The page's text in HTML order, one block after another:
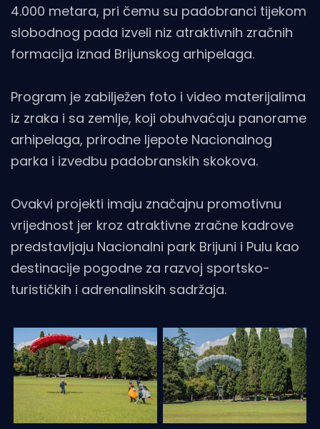
4.000 metara, pri čemu su padobranci tijekom
slobodnog pada izveli niz atraktivnih zračnih
formacija iznad Brijunskog arhipelaga.
Program je zabilježen foto i video materijalima
iz zraka i sa zemlje, koji obuhvaćaju panorame
arhipelaga, prirodne ljepote Nacionalnog
parka i izvedbu padobranskih skokova.
Ovakvi projekti imaju značajnu promotivnu
vrijednost jer kroz atraktivne zračne kadrove
predstavljaju Nacionalni park Brijuni i Pulu kao
destinacije pogodne za razvoj sportsko-
turističkih i adrenalinskih sadržaja.